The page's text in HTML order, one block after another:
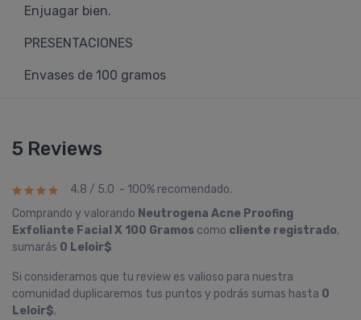
Enjuagar bien.
PRESENTACIONES
Envases de 100 gramos
5 Reviews
4.8 / 5.0 - 100% recomendado.
Comprando y valorando Neutrogena Acne Proofing
Exfoliante Facial X 100 Gramos como cliente registrado,
sumarás 0 Leloir$
Si consideramos que tu review es valioso para nuestra
comunidad duplicaremos tus puntos y podrás sumas hasta 0
Leloir$.